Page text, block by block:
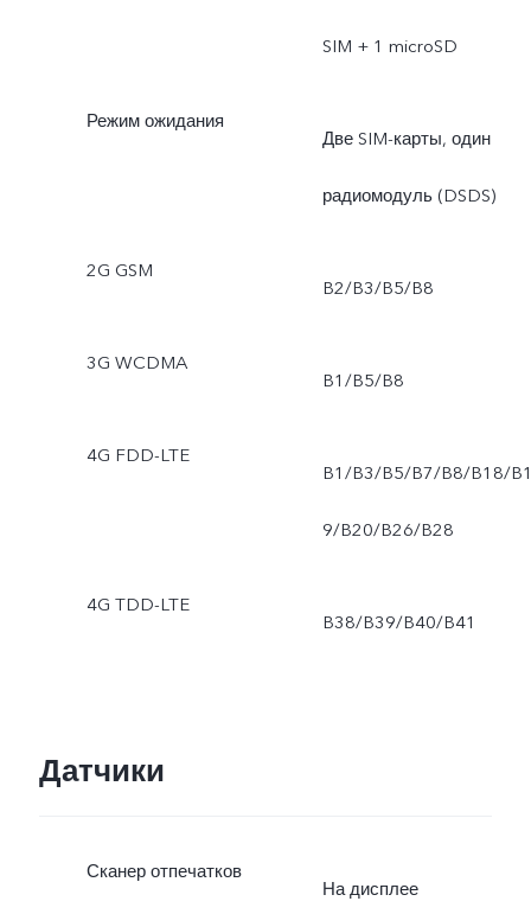
разрешение (64 Мп),
DOC, панорама,
SIM + 1 microSD
Режим ожидания
Две SIM-карты, один
радиомодуль (DSDS)
2G GSM
B2/B3/B5/B8
3G WCDMA
B1/B5/B8
4G FDD-LTE
B1/B3/B5/B7/B8/B18/
9/B20/B26/B28
4G TDD-LTE
B38/B39/B40/B41
Датчики
Сканер отпечатков
На дисплее